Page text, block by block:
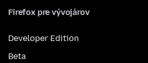
Firefox pre vývojárov
Developer Edition
Beta